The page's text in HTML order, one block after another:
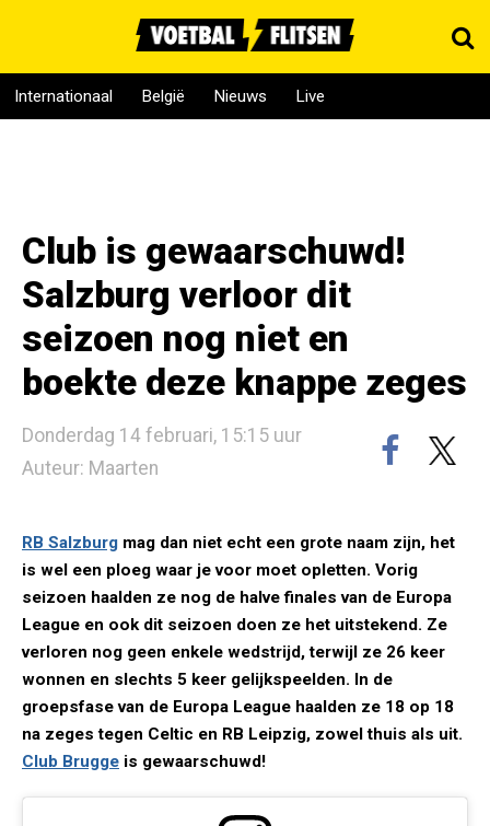
Internationaal België Nieuws Live
Club is gewaarschuwd!
Salzburg verloor dit
seizoen nog niet en
boekte deze knappe zeges
Donderdag 14 februari, 15:15 uur
Auteur: Maarten
RB Salzburg mag dan niet echt een grote naam zijn, het
is wel een ploeg waar je voor moet opletten. Vorig
seizoen haalden ze nog de halve finales van de Europa
League en ook dit seizoen doen ze het uitstekend. Ze
verloren nog geen enkele wedstrijd, terwijl ze 26 keer
wonnen en slechts 5 keer gelijkspeelden. In de
groepsfase van de Europa League haalden ze 18 op 18
na zeges tegen Celtic en RB Leipzig, zowel thuis als uit.
Club Brugge is gewaarschuwd!